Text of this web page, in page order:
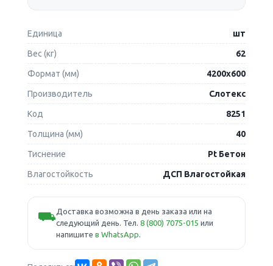
Единица шт
Вес (кг) 62
Формат (мм) 4200х600
Производитель Слотекс
Код 8251
Толщина (мм) 40
Тиснение Pt Бетон
Влагостойкость ДСП Влагостойкая
⛟Доставка возможна в день заказа или на
следующий день. Тел. 8 (800) 7075-015 или
напишите в WhatsApp.